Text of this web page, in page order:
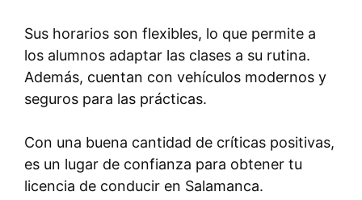
Sus horarios son flexibles, lo que permite a
los alumnos adaptar las clases a su rutina.
Además, cuentan con vehículos modernos y
seguros para las prácticas.
Con una buena cantidad de críticas positivas,
es un lugar de confianza para obtener tu
licencia de conducir en Salamanca.